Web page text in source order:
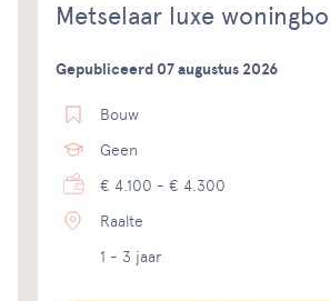
Metselaar luxe
Gepubliceerd 07 augustus 2026
Bouw
Geen
€ 4.100 - € 4.300
Raalte
1 - 3 jaar